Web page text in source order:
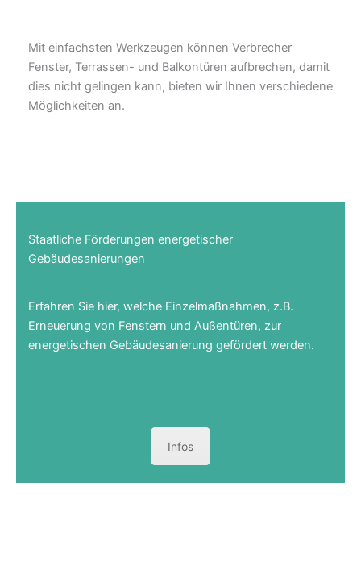
Mit einfachsten Werkzeugen können Verbrecher
Fenster, Terrassen- und Balkontüren aufbrechen, damit
dies nicht gelingen kann, bieten wir Ihnen verschiedene
Möglichkeiten an.
Staatliche Förderungen energetischer
Gebäudesanierungen
Erfahren Sie hier, welche Einzelmaßnahmen, z.B.
Erneuerung von Fenstern und Außentüren, zur
energetischen Gebäudesanierung gefördert werden.
Infos